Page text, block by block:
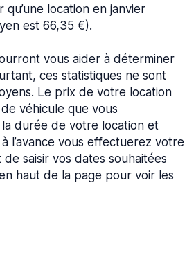
qu’une location en janvier
est 66,35 €).
vous aider à déterminer
ces statistiques ne sont
Le prix de votre location
véhicule que vous
durée de votre location et
l’avance vous effectuerez votre
saisir vos dates souhaitées
haut de la page pour voir les